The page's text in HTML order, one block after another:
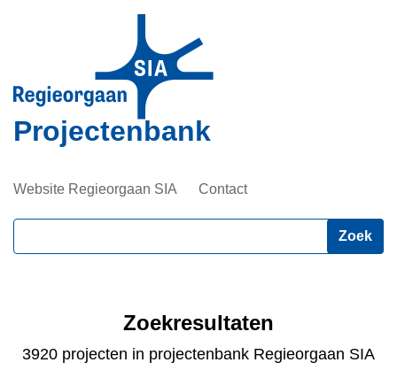
de
inhoud
gaan
Projectenbank
Website Regieorgaan SIA Contact
Zoekresultaten
3920 projecten in projectenbank Regieorgaan SIA